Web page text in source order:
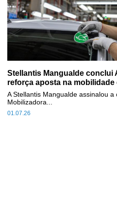
Stellantis Mangualde conclui
reforça aposta na mobilidade
01.07.26
A Stellantis Mangualde assinalou a
Mobilizadora...